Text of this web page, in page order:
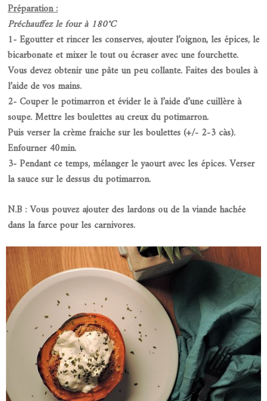
Préparation :
Préchauffez le four à 180°C
1- Egoutter et rincer les conserves, ajouter l’oignon, les épices, le
bicarbonate et mixer le tout ou écraser avec une fourchette.
Vous devez obtenir une pâte un peu collante. Faites des boules à
l’aide de vos mains.
2- Couper le potimarron et évider le à l’aide d’une cuillère à
soupe. Mettre les boulettes au creux du potimarron.
Puis verser la crème fraiche sur les boulettes (+/- 2-3 càs).
Enfourner 40min.
3- Pendant ce temps, mélanger le yaourt avec les épices. Verser
la sauce sur le dessus du potimarron.
N.B : Vous pouvez ajouter des lardons ou de la viande hachée
dans la farce pour les carnivores.